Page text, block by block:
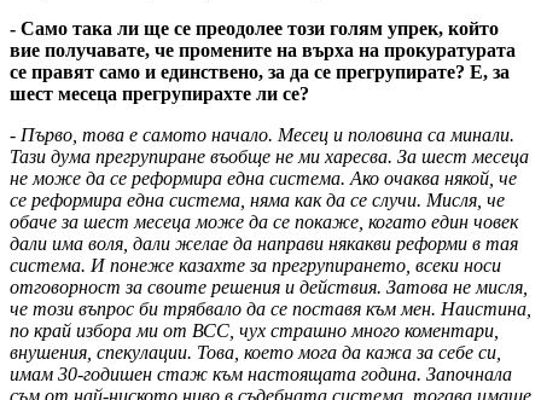
- Само така ли ще се преодолее този голям упрек, който
вие получавате, че промените на върха на прокуратурата
се правят само и единствено, за да се прегрупирате? Е, за
шест месеца прегрупирахте ли се?
- Първо, това е самото начало. Месец и половина са минали.
Тази дума прегрупиране въобще не ми харесва. За шест месеца
не може да се реформира една система. Ако очаква някой, че
се реформира една система, няма как да се случи. Мисля, че
обаче за шест месеца може да се покаже, когато един човек
дали има воля, дали желае да направи някакви реформи в тая
система. И понеже казахте за прегрупирането, всеки носи
отговорност за своите решения и действия. Затова не мисля,
че този въпрос би трябвало да се поставя към мен. Наистина,
по край избора ми от ВСС, чух страшно много коментари,
внушения, спекулации. Това, което мога да кажа за себе си,
имам 30-годишен стаж към настоящата година. Започнала